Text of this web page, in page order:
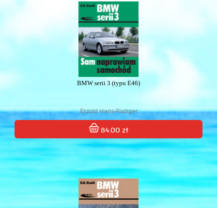
BMW serii 3 (typu E46)
Etzold Hans-Rüdiger
84.00 zł